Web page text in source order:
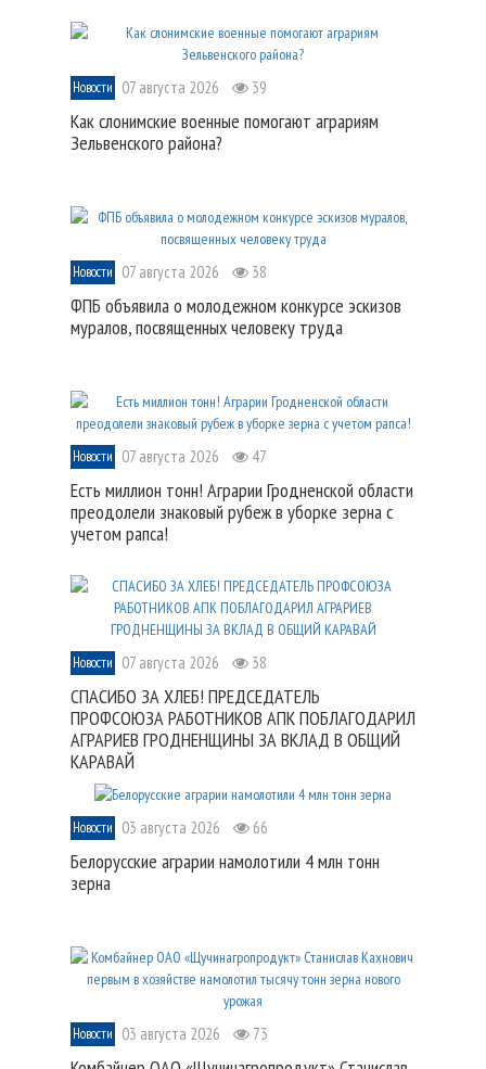
Новости 07 августа 2026 39
Как слонимские военные помогают аграриям
Зельвенского района?
Новости 07 августа 2026 38
ФПБ объявила о молодежном конкурсе эскизов
муралов, посвященных человеку труда
Новости 07 августа 2026 47
Есть миллион тонн! Аграрии Гродненской области
преодолели знаковый рубеж в уборке зерна с
учетом рапса!
Новости 07 августа 2026 38
СПАСИБО ЗА ХЛЕБ! ПРЕДСЕДАТЕЛЬ
ПРОФСОЮЗА РАБОТНИКОВ АПК ПОБЛАГОДАРИЛ
АГРАРИЕВ ГРОДНЕНЩИНЫ ЗА ВКЛАД В ОБЩИЙ
КАРАВАЙ
Новости 03 августа 2026 66
Белорусские аграрии намолотили 4 млн тонн
зерна
Новости 03 августа 2026 73